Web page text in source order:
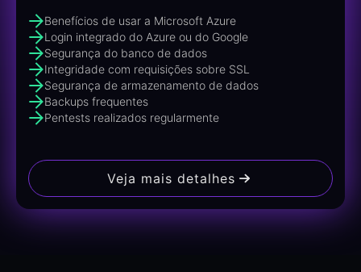
Benefícios de usar a Microsoft Azure
Login integrado do Azure ou do Google
Segurança do banco de dados
Integridade com requisições sobre SSL
Segurança de armazenamento de dados
Backups frequentes
Pentests realizados regularmente
Veja mais detalhes